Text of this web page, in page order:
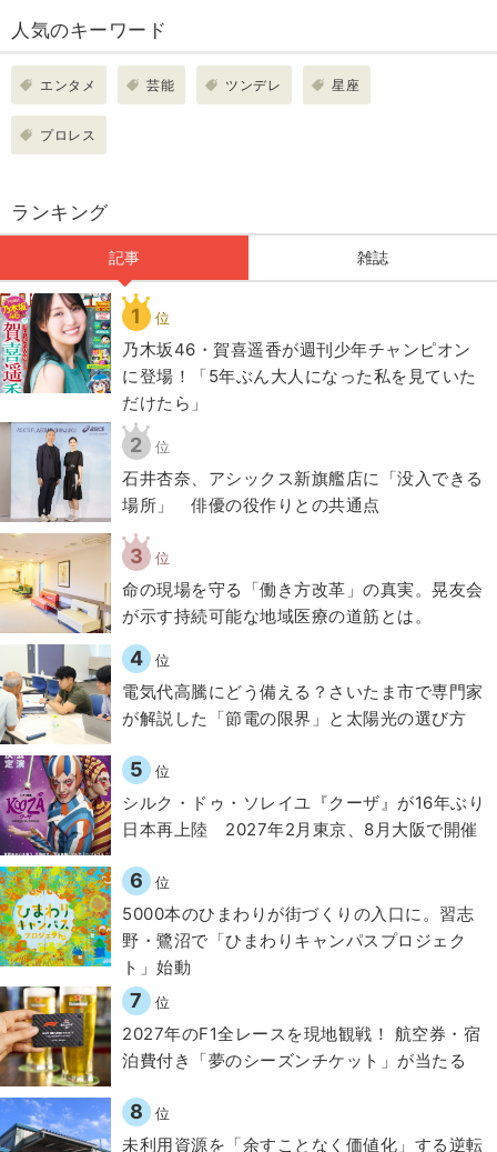
人気のキーワード
エンタメ 芸能 ツンデレ 星座
プロレス
ランキング
記事 雑誌
1 位
乃木坂46・賀喜遥香が週刊少年チャンピオン
に登場！「5年ぶん大人になった私を見ていた
だけたら」
2 位
石井杏奈、アシックス新旗艦店に「没入できる
場所」 俳優の役作りとの共通点
3 位
​命の現場を守る「働き方改革」の真実。晃友会
が示す持続可能な地域医療の道筋とは。
4 位
電気代高騰にどう備える？さいたま市で専門家
が解説した「節電の限界」と太陽光の選び方
5 位
シルク・ドゥ・ソレイユ『クーザ』が16年ぶり
日本再上陸 2027年2月東京、8月大阪で開催
6 位
5000本のひまわりが街づくりの入口に。習志
野・鷺沼で「ひまわりキャンパスプロジェク
ト」始動
7 位
2027年のF1全レースを現地観戦！ 航空券・宿
泊費付き「夢のシーズンチケット」が当たる
8 位
​​未利用資源を「余すことなく価値化」する逆転